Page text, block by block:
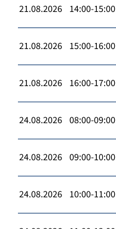
21.08.2026 14:00-15:00
21.08.2026 15:00-16:00
21.08.2026 16:00-17:00
24.08.2026 08:00-09:00
24.08.2026 09:00-10:00
24.08.2026 10:00-11:00